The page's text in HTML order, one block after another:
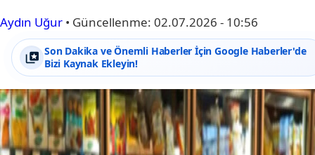
Aydın Uğur • Güncellenme: 02.07.2026 - 10:56
Son Dakika ve Önemli Haberler İçin Google Haberler'de
Bizi Kaynak Ekleyin!